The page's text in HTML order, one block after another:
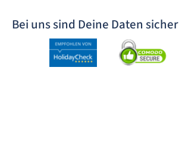
Bei uns sind Deine Daten sicher